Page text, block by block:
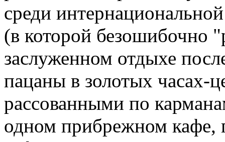
среди
(в которой безошибочно
заслуженном отдыхе
пацаны в золотых часах-
рассованными по
одном прибрежном кафе,